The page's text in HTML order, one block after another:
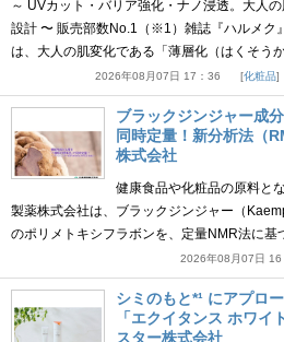
～ UVカット・バリア強化・ナノ浸透。大人
設計 〜 販売部数No.1（※1）雑誌『ハルメク
は、大人の肌変化である「薄層化（はくそ
2026年08月07日 17：36 化粧品
ブラックジンジャー成
同時定量！新分析法（
株式会社
健康食品や化粧品の原料と
製薬株式会社は、ブラックジンジャー（
のポリメトキシフラボンを、定量NMR法に
2026年08月07日 16
シミのもと*¹ にアプロ
「エクイタンス ホワ
スター株式会社